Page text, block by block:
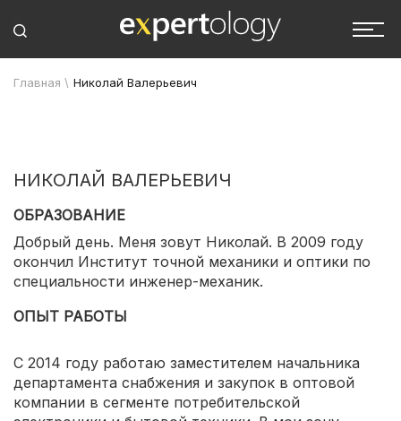
Главная \ Николай Валерьевич
НИКОЛАЙ ВАЛЕРЬЕВИЧ
ОБРАЗОВАНИЕ
Добрый день. Меня зовут Николай. В 2009 году
окончил Институт точной механики и оптики по
специальности инженер-механик.
ОПЫТ РАБОТЫ
С 2014 году работаю заместителем начальника
департамента снабжения и закупок в оптовой
компании в сегменте потребительской